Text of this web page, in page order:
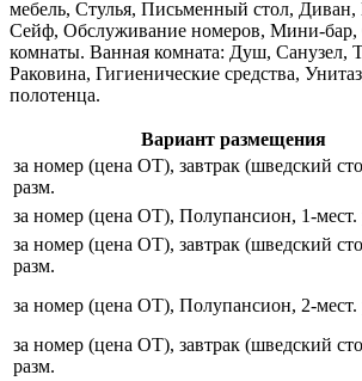
мебель, Стулья, Письменный стол,
Сейф, Обслуживание номеров, Мини-бар,
комнаты. Ванная комната: Душ, Санузел,
Раковина, Гигиенические средства,
полотенца.
Вариант размещения
за номер (цена ОТ), завтрак (шведский
разм.
за номер (цена ОТ), Полупансион, 1-мест.
за номер (цена ОТ), завтрак (шведский
разм.
за номер (цена ОТ), Полупансион, 2-мест.
за номер (цена ОТ), завтрак (шведский
разм.